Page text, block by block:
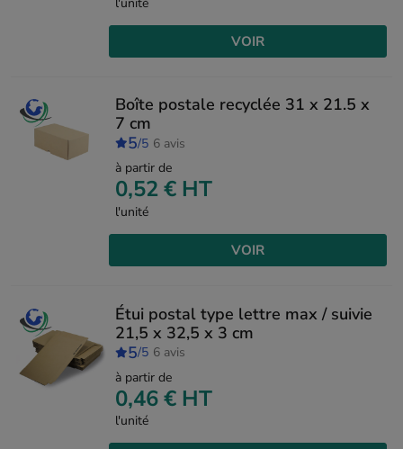
VOIR
Boîte postale recyclée 31 x 21.5 x
7 cm
5/5 6 avis
à partir de
0,52 € HT
l'unité
VOIR
Étui postal type lettre max / suivie
21,5 x 32,5 x 3 cm
5/5 6 avis
à partir de
0,46 € HT
l'unité